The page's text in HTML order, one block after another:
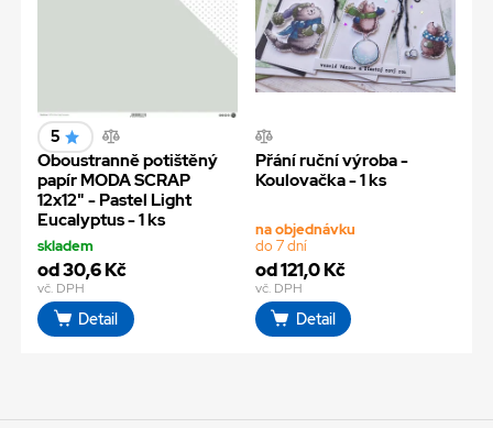
5
Oboustranně potištěný
papír MODA SCRAP
12x12" - Pastel Light
Eucalyptus - 1 ks
skladem
od 30,6 Kč
vč. DPH
Detail
Přání ruční výroba -
Koulovačka - 1 ks
na objednávku
do 7 dní
od 121,0 Kč
vč. DPH
Detail